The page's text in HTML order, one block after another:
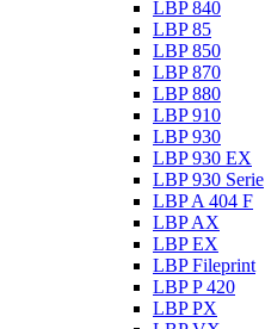
LBP 840
LBP 85
LBP 850
LBP 870
LBP 880
LBP 910
LBP 930
LBP 930 EX
LBP 930 Serie
LBP A 404 F
LBP AX
LBP EX
LBP Fileprint
LBP P 420
LBP PX